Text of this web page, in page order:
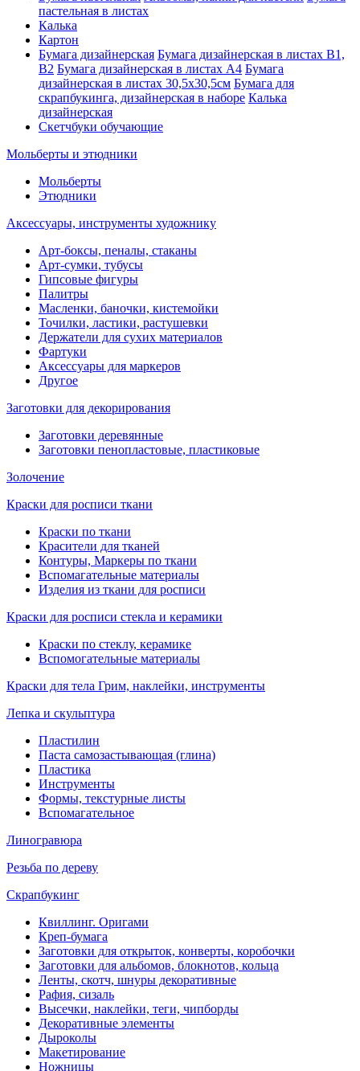
пастельная в листах
Калька
Картон
Бумага дизайнерская Бумага дизайнерская в листах В1,
В2 Бумага дизайнерская в листах А4 Бумага
дизайнерская в листах 30,5х30,5см Бумага для
скрапбукинга, дизайнерская в наборе Калька
дизайнерская
Скетчбуки обучающие
Мольберты и этюдники
Мольберты
Этюдники
Аксессуары, инструменты художнику
Арт-боксы, пеналы, стаканы
Арт-сумки, тубусы
Гипсовые фигуры
Палитры
Масленки, баночки, кистемойки
Точилки, ластики, растушевки
Держатели для сухих материалов
Фартуки
Аксессуары для маркеров
Другое
Заготовки для декорирования
Заготовки деревянные
Заготовки пенопластовые, пластиковые
Золочение
Краски для росписи ткани
Краски по ткани
Красители для тканей
Контуры, Маркеры по ткани
Вспомагательные материалы
Изделия из ткани для росписи
Краски для росписи стекла и керамики
Краски по стеклу, керамике
Вспомогательные материалы
Краски для тела Грим, наклейки, инструменты
Лепка и скульптура
Пластилин
Паста самозастывающая (глина)
Пластика
Инструменты
Формы, текстурные листы
Вспомагательное
Линогравюра
Резьба по дереву
Скрапбукинг
Квиллинг. Оригами
Креп-бумага
Заготовки для открыток, конверты, коробочки
Заготовки для альбомов, блокнотов, кольца
Ленты, скотч, шнуры декоративные
Рафия, сизаль
Высечки, наклейки, теги, чипборды
Декоративные элементы
Дыроколы
Макетирование
Ножницы